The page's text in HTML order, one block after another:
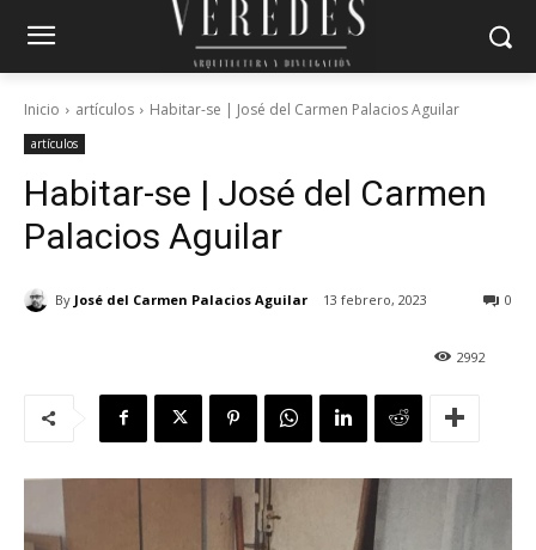
Inicio artículos Habitar-se | José del Carmen Palacios Aguilar
artículos
Habitar-se | José del Carmen
Palacios Aguilar
By José del Carmen Palacios Aguilar 13 febrero, 2023 0
2992